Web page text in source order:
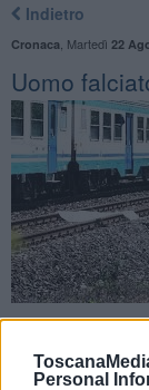
Personal
Indietro
Cronaca Martedì 22
Uomo
E' accaduto nei
Grossi ritardi e
Pistoia